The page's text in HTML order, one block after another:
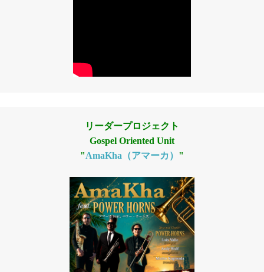
リーダープロジェクト
Gospel Oriented Unit
"AmaKha（アマーカ） "